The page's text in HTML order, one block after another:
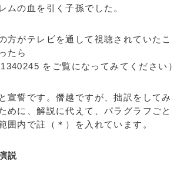
ムの血を引く子孫でした。
方がテレビを通して視聴されていたこ
たら
をご覧になってみてください）
誓です。僭越ですが、拙訳をしてみ
めに、解説に代えて、パラグラフごと
囲内で註（＊）を入れています。
説